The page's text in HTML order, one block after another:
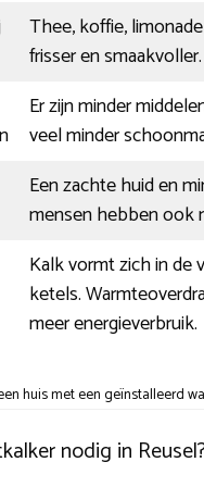
Thee, koffie,
frisser en smaakvoller.
Er zijn minder
veel minder
Een zachte huid en
mensen hebben ook
Kalk vormt zich in de
ketels.
meer energieverbruik.
huis met een geïnstalleerd
nodig in